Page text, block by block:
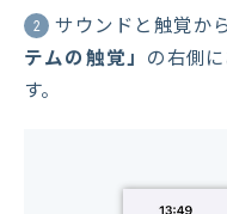
2 サウンドと触覚か
テムの触覚」 の右側
す。